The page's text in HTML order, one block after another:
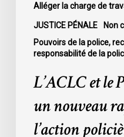
Alléger la charge de
JUSTICE PÉNALE
Non
Pouvoirs de la police,
responsabilité de la
Covid-
deuxième
L’ACLC et le
un nouveau
l’action